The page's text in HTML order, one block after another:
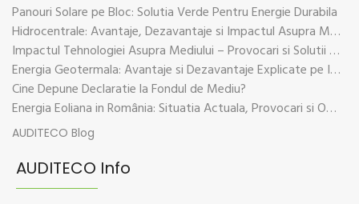
Panouri Solare pe Bloc: Solutia Verde Pentru Energie Durabila
Hidrocentrale: Avantaje, Dezavantaje si Impactul Asupra Mediului
Impactul Tehnologiei Asupra Mediului – Provocari si Solutii Sustenabile
Energia Geotermala: Avantaje si Dezavantaje Explicate pe Intelesul Tuturor
Cine Depune Declaratie la Fondul de Mediu?
Energia Eoliana in România: Situatia Actuala, Provocari si Oportunitati
AUDITECO Blog
AUDITECO Info